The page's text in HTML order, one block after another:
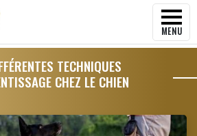
MENU
TECHNIQUES
CHEZ LE CHIEN